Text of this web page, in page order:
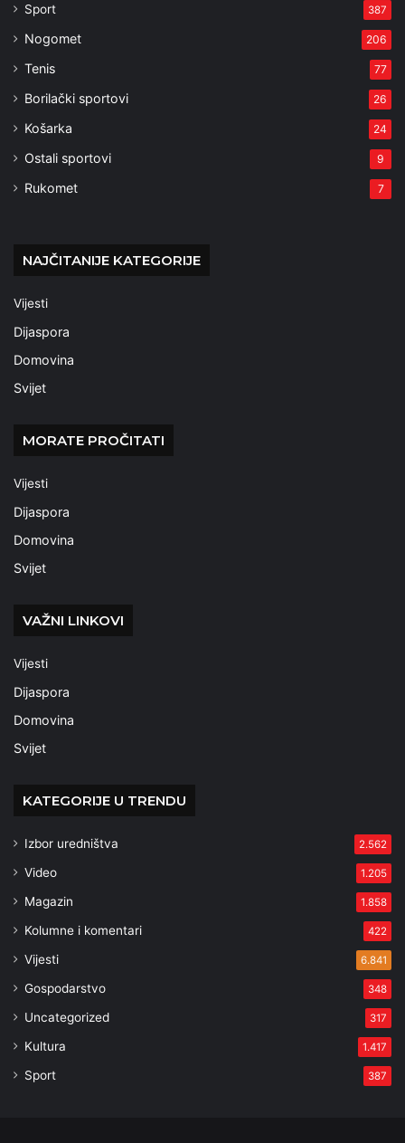
Sport 387
Nogomet 206
Tenis 77
Borilački sportovi 26
Košarka 24
Ostali sportovi 9
Rukomet 7
NAJČITANIJE KATEGORIJE
Vijesti
Dijaspora
Domovina
Svijet
MORATE PROČITATI
Vijesti
Dijaspora
Domovina
Svijet
VAŽNI LINKOVI
Vijesti
Dijaspora
Domovina
Svijet
KATEGORIJE U TRENDU
Izbor uredništva 2.562
Video 1.205
Magazin 1.858
Kolumne i komentari 422
Vijesti 6.841
Gospodarstvo 348
Uncategorized 317
Kultura 1.417
Sport 387